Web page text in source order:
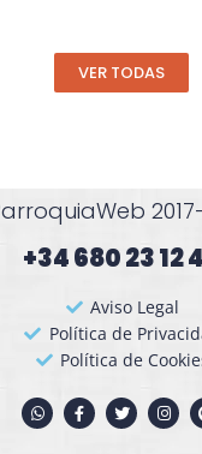
VER TODAS
+34 680 23 12
Aviso Legal
Política de
Política de
W
h
a
F
a
c
T
w
i
I
n
s